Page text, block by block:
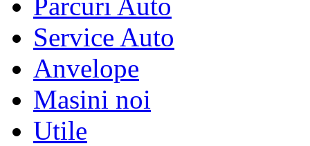
Service Auto
Anvelope
Masini noi
Utile